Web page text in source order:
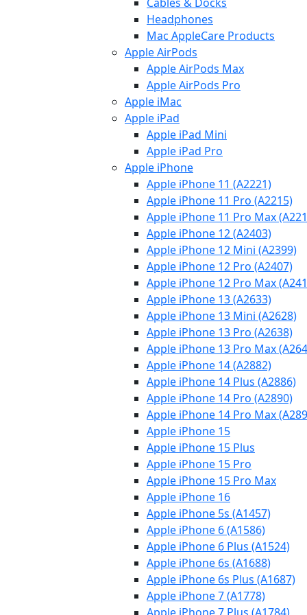
Headphones
Mac AppleCare Products
Apple AirPods
Apple AirPods Max
Apple AirPods Pro
Apple iMac
Apple iPad
Apple iPad Mini
Apple iPad Pro
Apple iPhone
Apple iPhone 11 (A2221)
Apple iPhone 11 Pro (A2215)
Apple iPhone 11 Pro Max
Apple iPhone 12 (A2403)
Apple iPhone 12 Mini (A2399)
Apple iPhone 12 Pro (A2407)
Apple iPhone 12 Pro Max
Apple iPhone 13 (A2633)
Apple iPhone 13 Mini (A2628)
Apple iPhone 13 Pro (A2638)
Apple iPhone 13 Pro Max
Apple iPhone 14 (A2882)
Apple iPhone 14 Plus (A2886)
Apple iPhone 14 Pro (A2890)
Apple iPhone 14 Pro Max
Apple iPhone 15
Apple iPhone 15 Plus
Apple iPhone 15 Pro
Apple iPhone 15 Pro Max
Apple iPhone 16
Apple iPhone 5s (A1457)
Apple iPhone 6 (A1586)
Apple iPhone 6 Plus (A1524)
Apple iPhone 6s (A1688)
Apple iPhone 6s Plus (A1687)
Apple iPhone 7 (A1778)